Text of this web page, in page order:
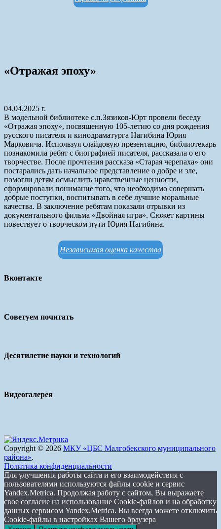
«Отражая эпоху»
04.04.2025 г.
В модельной библиотеке с.п.Зязиков-Юрт провели беседу
«Отражая эпоху», посвященную 105-летию со дня рождения
русского писателя и кинодраматурга Нагибина Юрия
Марковича. Используя слайдовую презентацию, библиотекарь
познакомила ребят с биографией писателя, рассказала о его
творчестве. После прочтения рассказа «Старая черепаха» они
постарались дать начальное представление о добре и зле,
помогли детям осмыслить нравственные ценности,
сформировали понимание того, что необходимо совершать
добрые поступки, воспитывать в себе лучшие моральные
качества. В заключение ребятам показали отрывки из
документального фильма «Двойная игра». Сюжет картины
повествует о творческом пути Юрия Нагибина.
Независимая оценка качества
Вконтакте
Советуем почитать
Десятилетие науки и технологий
Видеогалерея
Copyright © 2026 МКУ «ЦБС Малгобекского муниципального
района».
Политика конфиденциальности
Для улучшения работы сайта и его взаимодействия с
пользователями используются файлы cookie и сервис
Yandex.Metrica. Продолжая работу с сайтом, Вы выражаете
свое согласие на использование Cookie-файлов и на обработку
данных сервисом Yandex.Metrica. Вы всегда можете отключить
Cookie-файлы в настройках Вашего браузера